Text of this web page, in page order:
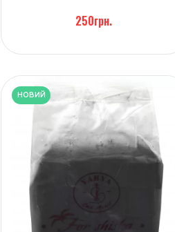
250грн.
НОВИЙ